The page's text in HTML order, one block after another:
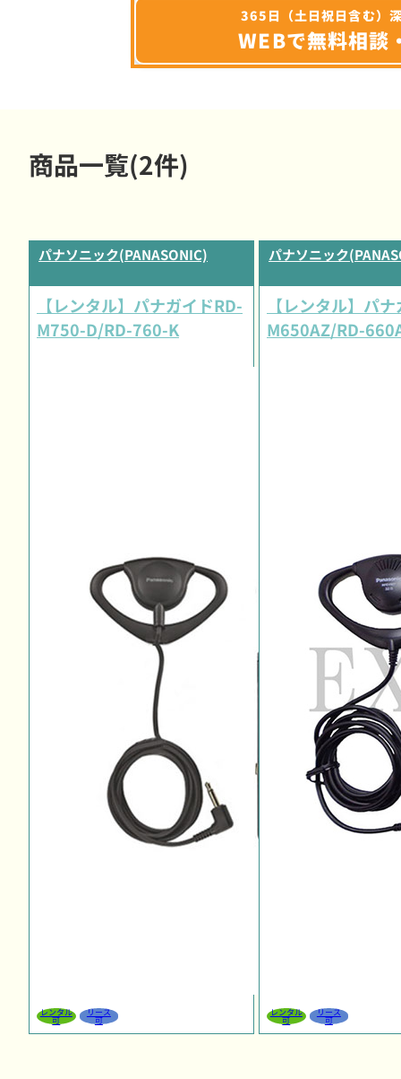
365日（土日祝日含む）
WEBで無料相談
商品一覧(2件)
パナソニック(PANASONIC)
【レンタル】パナガイドRD-
M750-D/RD-760-K
レンタル
可
リース
可
パナソニック
【レンタル】パ
M650AZ/RD-
レンタル
可
リース
可